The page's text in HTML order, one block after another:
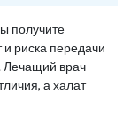
получите
риска передачи
Лечащий врач
а халат